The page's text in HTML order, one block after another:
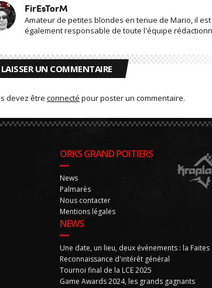
FirEsTorM
Amateur de petites blondes en tenue de Mario, il
également responsable de toute l'équipe
LAISSER UN COMMENTAIRE
devez être connecté pour poster un commentaire.
ORKS GRAND POITIERS
News
Palmarès
Nous contacter
Mentions légales
NEWS
Une date, un lieu, deux événements : la
Reconnaissance d'intérêt général
Tournoi final de la LCE 2025
Game Awards 2024, les grands gagnants